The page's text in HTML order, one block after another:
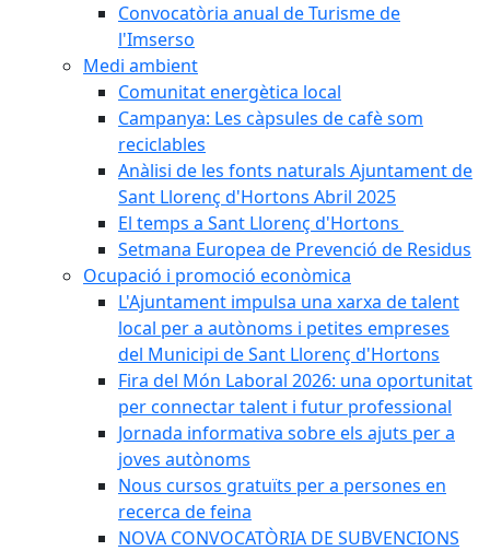
Convocatòria anual de Turisme de
l'Imserso
Medi ambient
Comunitat energètica local
Campanya: Les càpsules de cafè som
reciclables
Anàlisi de les fonts naturals Ajuntament de
Sant Llorenç d'Hortons Abril 2025
El temps a Sant Llorenç d'Hortons
Setmana Europea de Prevenció de Residus
Ocupació i promoció econòmica
L'Ajuntament impulsa una xarxa de talent
local per a autònoms i petites empreses
del Municipi de Sant Llorenç d'Hortons
Fira del Món Laboral 2026: una oportunitat
per connectar talent i futur professional
Jornada informativa sobre els ajuts per a
joves autònoms
Nous cursos gratuïts per a persones en
recerca de feina
NOVA CONVOCATÒRIA DE SUBVENCIONS